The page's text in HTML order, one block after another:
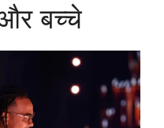
बच्चे